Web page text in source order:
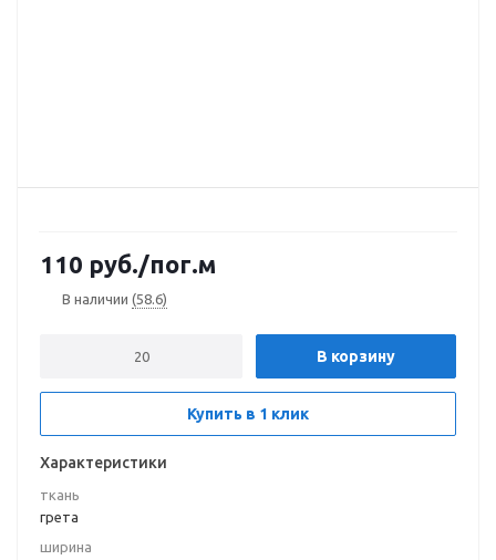
110 руб./пог.м
В наличии (58.6)
В корзину
Купить в 1 клик
Характеристики
ткань
грета
ширина